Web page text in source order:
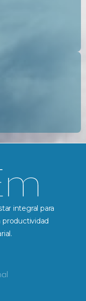
integral para
productividad